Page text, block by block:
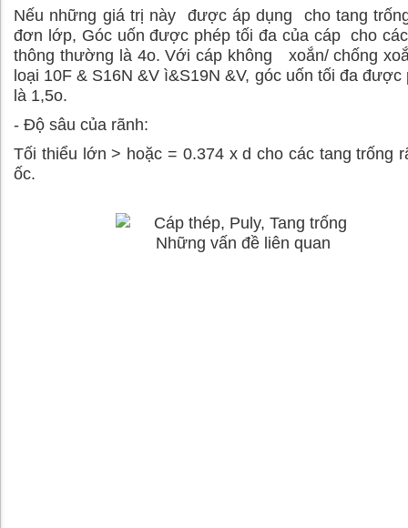
Nếu những giá trị này được áp dụng cho tang
đơn lớp, Góc uốn được phép tối đa của cáp cho
thông thường là 4o. Với cáp không xoắn/ chống
loại 10F & S16N &V ì&S19N &V, góc uốn tối đa
là 1,5o.
- Độ sâu của rãnh:
Tối thiểu lớn > hoặc = 0.374 x d cho các tang trống
ốc.